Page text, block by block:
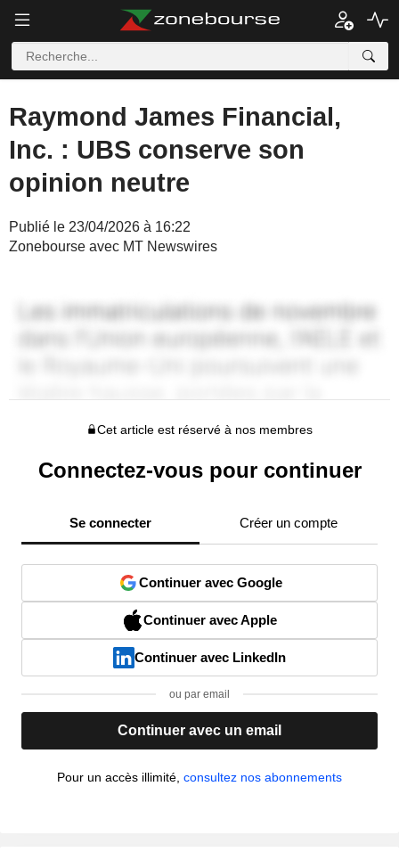
Raymond James Financial,
Inc. : UBS conserve son
opinion neutre
Publié le 23/04/2026 à 16:22
Zonebourse avec MT Newswires
Cet article est réservé à nos membres
Connectez-vous pour continuer
Se connecter Créer un compte
Continuer avec Google
Continuer avec Apple
Continuer avec LinkedIn
ou par email
Continuer avec un email
Pour un accès illimité, consultez nos abonnements